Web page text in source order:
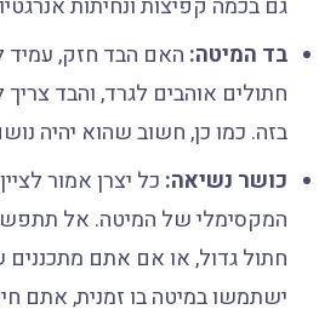
גם בכמה קפיצות ונחיתות
בד המיטה:האם הבד חזק, עמיד
חתולים אוהבים לגרד, והבד צריך
בזה. כמו כן, חשוב שהוא יהיה
כושר נשיאה:כל יצרן אמור
המקסימלי של המיטה. אל
חתול גדול, או אם אתם מתכננים
ישתמשו במיטה בו זמנית, אתם